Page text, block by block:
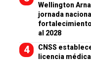
Wellington
jornada
al 2028
CNSS
licencia